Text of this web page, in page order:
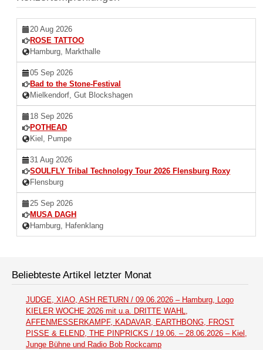
20 Aug 2026
ROSE TATTOO
Hamburg, Markthalle
05 Sep 2026
Bad to the Stone-Festival
Mielkendorf, Gut Blockshagen
18 Sep 2026
POTHEAD
Kiel, Pumpe
31 Aug 2026
SOULFLY Tribal Technology Tour 2026 Flensburg Roxy
Flensburg
25 Sep 2026
MUSA DAGH
Hamburg, Hafenklang
Beliebteste Artikel letzter Monat
JUDGE, XIAO, ASH RETURN / 09.06.2026 – Hamburg, Logo
KIELER WOCHE 2026 mit u.a. DRITTE WAHL,
AFFENMESSERKAMPF, KADAVAR, EARTHBONG, FROST
PISSE & ELEND, THE PINPRICKS / 19.06. – 28.06.2026 – Kiel,
Junge Bühne und Radio Bob Rockcamp